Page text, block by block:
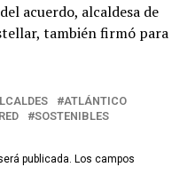
acuerdo, alcaldesa de
también firmó para
ATLÁNTICO
RED SOSTENIBLES
publicada. Los campos